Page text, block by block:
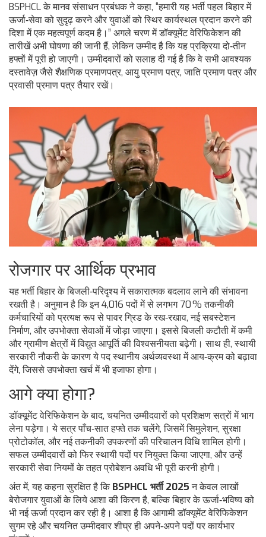
BSPHCLके मानव संसाधन प्रबंधक ने कहा, “हमारी यह भर्ती पहल बिहार में
ऊर्जा‑सेवा को सुदृढ़ करने और युवाओं को स्थिर कार्यस्थल प्रदान करने की
दिशा में एक महत्वपूर्ण कदम है।” अगले चरण में डॉक्यूमेंट वेरिफिकेशन की
तारीखें अभी घोषणा की जानी हैं, लेकिन उम्मीद है कि यह प्रक्रिया दो‑तीन
हफ्तों में पूरी हो जाएगी। उम्मीदवारों को सलाह दी गई है कि वे सभी आवश्यक
दस्तावेज़ जैसे शैक्षणिक प्रमाणपत्र, आयु प्रमाण पत्र, जाति प्रमाण पत्र और
प्रवासी प्रमाण पत्र तैयार रखें।
रोजगार पर आर्थिक प्रभाव
यह भर्ती बिहार के बिजली‑परिदृश्य में सकारात्मक बदलाव लाने की संभावना
रखती है। अनुमान है कि इन 4,016 पदों में से लगभग 70 % तकनीकी
कर्मचारियों को प्रत्यक्ष रूप से पावर ग्रिड के रख‑रखाव, नई सबस्टेशन
निर्माण, और उपभोक्ता सेवाओं में जोड़ा जाएगा। इससे बिजली कटौती में कमी
और ग्रामीण क्षेत्रों में विद्युत आपूर्ति की विश्वसनीयता बढ़ेगी। साथ ही, स्थायी
सरकारी नौकरी के कारण ये पद स्थानीय अर्थव्यवस्था में आय‑क्रम को बढ़ावा
देंगे, जिससे उपभोक्ता खर्च में भी इजाफा होगा।
आगे क्या होगा?
डॉक्यूमेंट वेरिफिकेशन के बाद, चयनित उम्मीदवारों को प्रशिक्षण सत्रों में भाग
लेना पड़ेगा। ये सत्र पाँच‑सात हफ्ते तक चलेंगे, जिसमें सिमुलेशन, सुरक्षा
प्रोटोकॉल, और नई तकनीकी उपकरणों की परिचालन विधि शामिल होगी।
सफल उम्मीदवारों को फिर स्थायी पदों पर नियुक्त किया जाएगा, और उन्हें
सरकारी सेवा नियमों के तहत प्रोबेशन अवधि भी पूरी करनी होगी।
अंत में, यह कहना सुरक्षित है किBSPHCL भर्ती 2025न केवल लाखों
बेरोजगार युवाओं के लिये आशा की किरण है, बल्कि बिहार के ऊर्जा‑भविष्य को
भी नई ऊर्जा प्रदान कर रही है। आशा है कि आगामी डॉक्यूमेंट वेरिफिकेशन
सुगम रहे और चयनित उम्मीदवार शीघ्र ही अपने‑अपने पदों पर कार्यभार